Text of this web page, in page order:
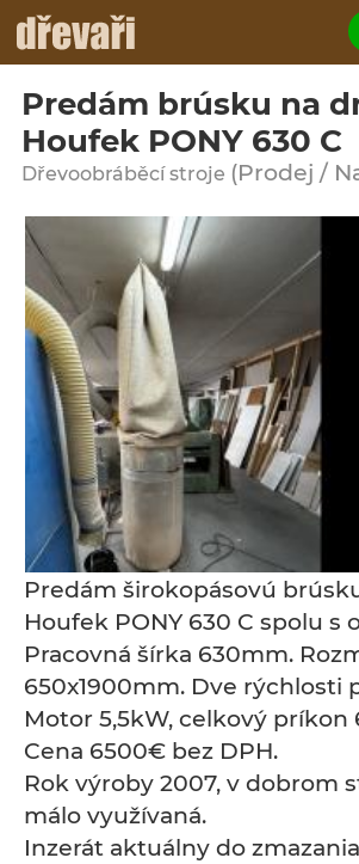
Predám brúsku na
Houfek PONY 630 C
Dřevoobráběcí stroje (Prodej /
Predám širokopásovú
Houfek PONY 630 C spolu s
Pracovná šírka 630mm.
650x1900mm. Dve rýchlosti
Motor 5,5kW, celkový príkon
Cena 6500€ bez DPH.
Rok výroby 2007, v dobrom
málo využívaná.
Inzerát aktuálny do